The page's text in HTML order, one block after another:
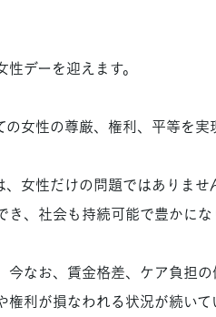
デーを迎えます。
女性の尊厳、権利、平等を実
女性だけの問題ではありませ
、社会も持続可能で豊かにな
なお、賃金格差、ケア負担
権利が損なわれる状況が続い